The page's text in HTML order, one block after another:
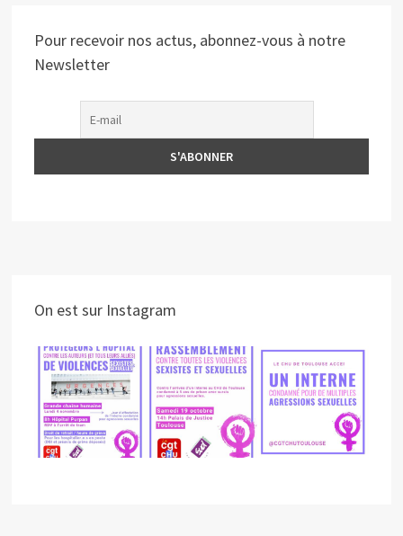
Pour recevoir nos actus, abonnez-vous à notre
Newsletter
On est sur Instagram